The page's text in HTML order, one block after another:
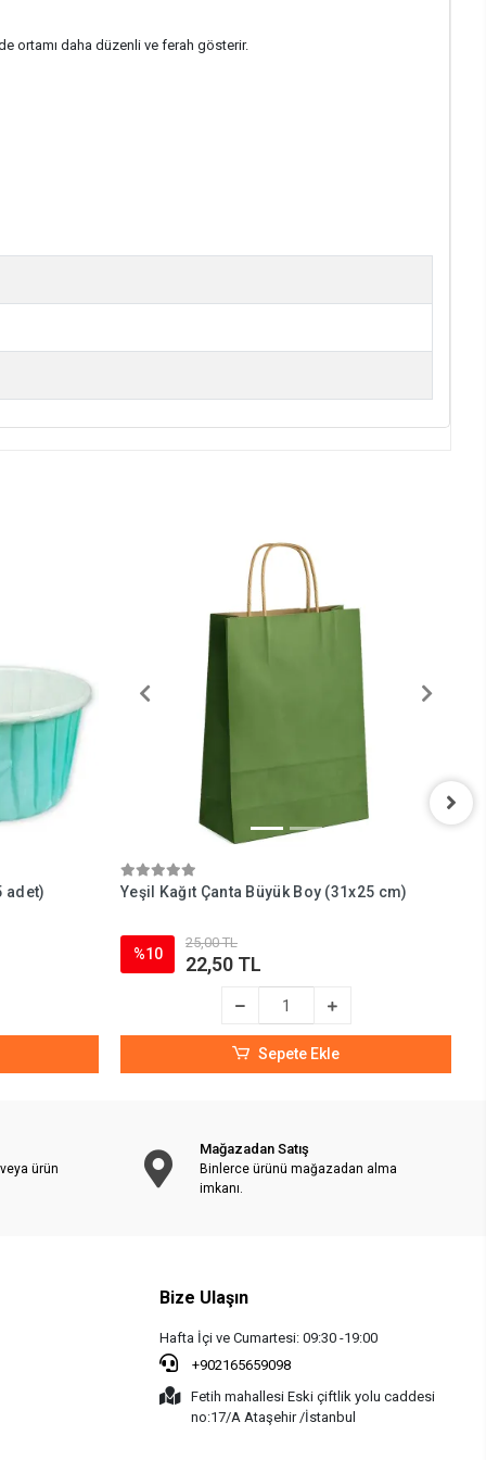
ortamı daha düzenli ve ferah gösterir.
adet) Yeşil Kağıt Çanta Büyük Boy (31x25 cm)
%10
25,00 TL
22,50 TL
Sepete Ekle
ürün
Mağazadan Satış
Binlerce ürünü mağazadan alma
imkanı.
Bize Ulaşın
Hafta İçi ve Cumartesi: 09:30 -19:00
+902165659098
Fetih mahallesi Eski çiftlik yolu caddesi
no:17/A Ataşehir /İstanbul